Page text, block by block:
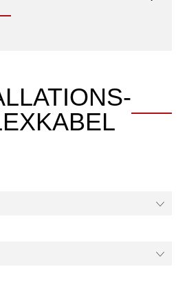
FILTERN